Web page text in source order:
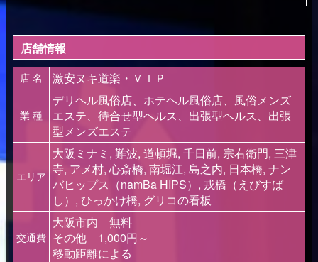
店舗情報
店 名 激安ヌキ道楽・ＶＩＰ
業 種
デリヘル風俗店、ホテヘル風俗店、風俗メンズ
エステ、待合せ型ヘルス、出張型ヘルス、出張
型メンズエステ
エリア
大阪ミナミ, 難波, 道頓堀, 千日前, 宗右衛門, 三津
寺, アメ村, 心斎橋, 南堀江, 島之内, 日本橋, ナン
バヒップス（namBa HIPS）, 戎橋（えびすば
し）, ひっかけ橋, グリコの看板
交通費
大阪市内 無料
その他 1,000円～
移動距離による